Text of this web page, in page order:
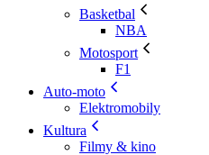
Basketbal
NBA
Motosport
F1
Auto-moto
Elektromobily
Kultura
Filmy & kino